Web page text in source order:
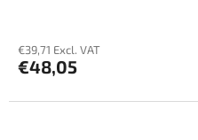
€39,71 Excl. VAT
€48,05